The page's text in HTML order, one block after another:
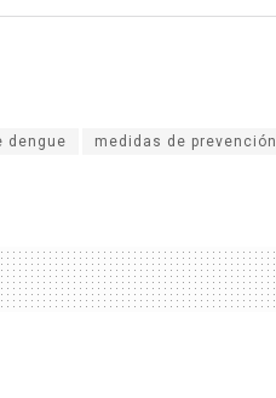
dengue medidas de prevención